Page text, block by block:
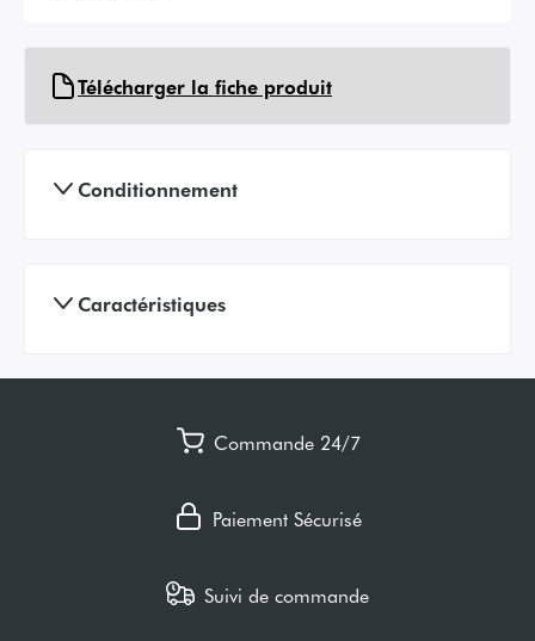
Télécharger la fiche produit
Conditionnement
Caractéristiques
Commande 24/7
Paiement Sécurisé
Suivi de commande